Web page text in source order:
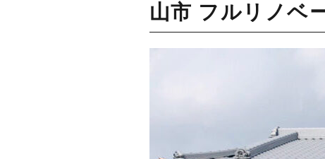
山市 フルリノベ